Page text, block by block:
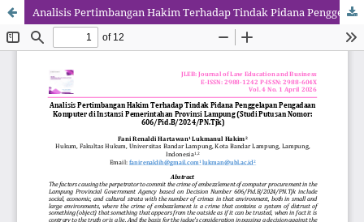
Analisis Pertimbangan Hakim Terhadap Tindak Pidana Penggelapan Pengadaan Komputer di Instansi Pemerintahan Provinsi Lampung (Studi Putusan Nomor: 606/Pid.B/2024/PN.Tjk)